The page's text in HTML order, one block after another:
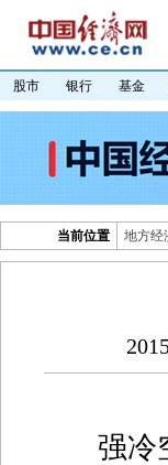
股市
银行 基金
当前位置 地方经
强冷空